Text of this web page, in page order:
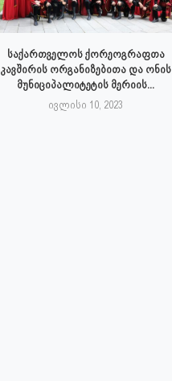
საქართველოს ქორეოგრაფთა
კავშირის ორგანიზებითა და ონის
მუნიციპალიტეტის მერიის...
ივლისი 10, 2023